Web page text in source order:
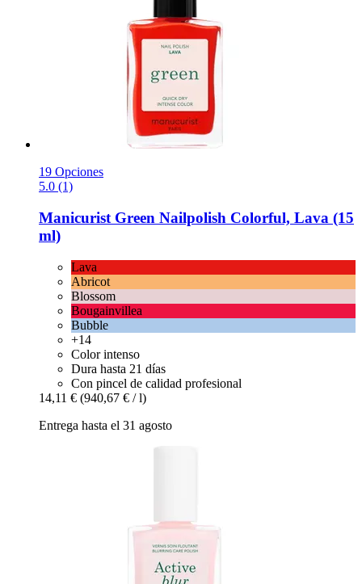
19 Opciones
5.0 (1)
Manicurist Green Nailpolish Colorful, Lava (15
ml)
Lava
Abricot
Blossom
Bougainvillea
Bubble
+14
Color intenso
Dura hasta 21 días
Con pincel de calidad profesional
14,11 € (940,67 € / l)
Entrega hasta el 31 agosto